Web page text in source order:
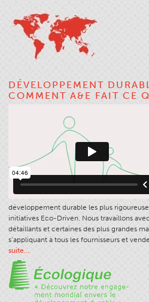
DÉVELOPPEMENT
COMMENT A&E FAIT CE
développement durable les plus
initiatives Eco-Driven. Nous travaillons
détaillants et certaines des plus grandes
s’appliquant à tous les fournisseurs et
suite…